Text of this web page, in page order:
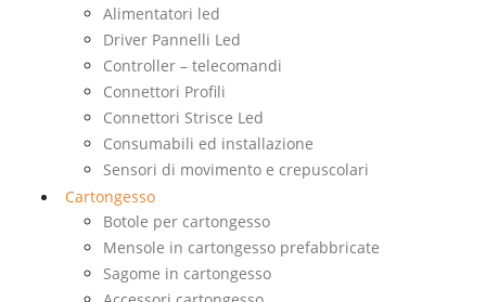
Alimentatori led
Driver Pannelli Led
Controller – telecomandi
Connettori Profili
Connettori Strisce Led
Consumabili ed installazione
Sensori di movimento e crepuscolari
Cartongesso
Botole per cartongesso
Mensole in cartongesso prefabbricate
Sagome in cartongesso